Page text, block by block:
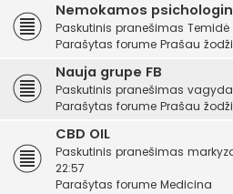
Nemokamos
Paskutinis pranešimas Temidė
Parašytas forume Prašau
Nauja grupe FB
Paskutinis pranešimas
Parašytas forume Prašau
CBD OIL
Paskutinis pranešimas
22:57
Parašytas forume Medicina